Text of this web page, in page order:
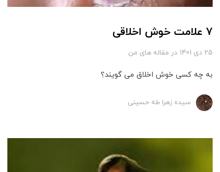
۷ علامت خوش اخلاقی
25 دی 1401 در مقاله های من
به چه کسی خوش اخلاق می گویند؟
سیده زهرا طه حسینی